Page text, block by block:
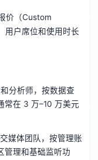
价（Custom
用户席位和使用时长
分析师，按数据查
常在 3 万–10 万美元
媒体团队，按管理账
管理和基础监听功